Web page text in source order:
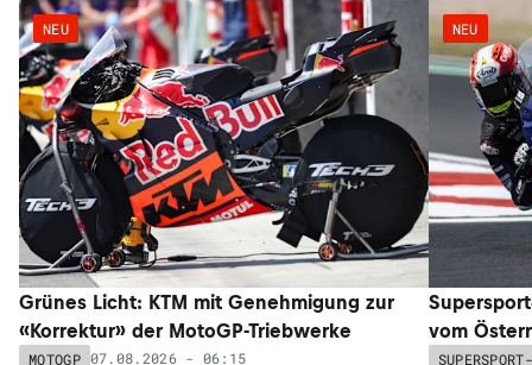
NEU
Grünes Licht: KTM mit Genehmigung zur
«Korrektur» der MotoGP-Triebwerke
MOTOGP 07.08.2026 - 06:15
NEU
vom
SUPERSPORT-